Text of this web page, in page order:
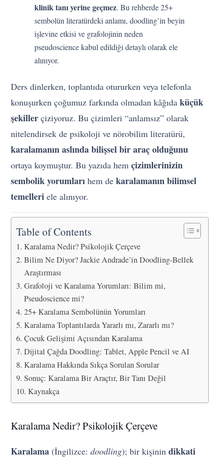
klinik tanı yerine geçmez. Bu rehberde 25+
sembolün literatürdeki anlamı, doodling’in beyin
işlevine etkisi ve grafolojinin neden
pseudoscience kabul edildiği detaylı olarak ele
alınıyor.
Ders dinlerken, toplantıda otururken veya telefonla
konuşurken çoğumuz farkında olmadan kâğıdaküçük
şekiller çiziyoruz. Bu çizimleri “anlamsız” olarak
nitelendirsek de psikoloji ve nörobilim literatürü,
karalamanın aslında bilişsel bir araç olduğunu
ortaya koymuştur. Bu yazıda hemçizimlerinizin
sembolik yorumları hem dekaralamanın bilimsel
temelleri ele alınıyor.
Table of Contents
Karalama Nedir? Psikolojik Çerçeve
Bilim Ne Diyor? Jackie Andrade’in Doodling-Bellek
Araştırması
Grafoloji ve Karalama Yorumları: Bilim mi,
Pseudoscience mi?
25+ Karalama Sembolünün Yorumları
Karalama Toplantılarda Yararlı mı, Zararlı mı?
Çocuk Gelişimi Açısından Karalama
Dijital Çağda Doodling: Tablet, Apple Pencil ve AI
Karalama Hakkında Sıkça Sorulan Sorular
Sonuç: Karalama Bir Araçtır, Bir Tanı Değil
Kaynakça
Karalama Nedir? Psikolojik Çerçeve
Karalama (İngilizce:doodling); bir kişinindikkati